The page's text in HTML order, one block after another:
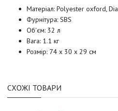
Матеріал: Polyester oxford,
Фурнітура: SBS
Об'єм: 32 л
Вага: 1.1 кг
Розмір: 74 x 30 x 29 см
СХОЖІ ТОВАРИ